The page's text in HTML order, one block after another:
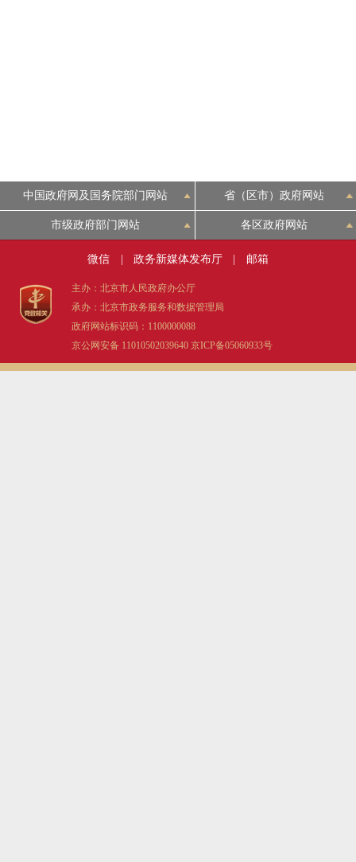
中国政府网及国务院部门网站 省（区市）政府网站
市级政府部门网站 各区政府网站
微信 政务新媒体发布厅 邮箱
主办：北京市人民政府办公厅
承办：北京市政务服务和数据管理局
政府网站标识码：1100000088
京公网安备 11010502039640 京ICP备05060933号